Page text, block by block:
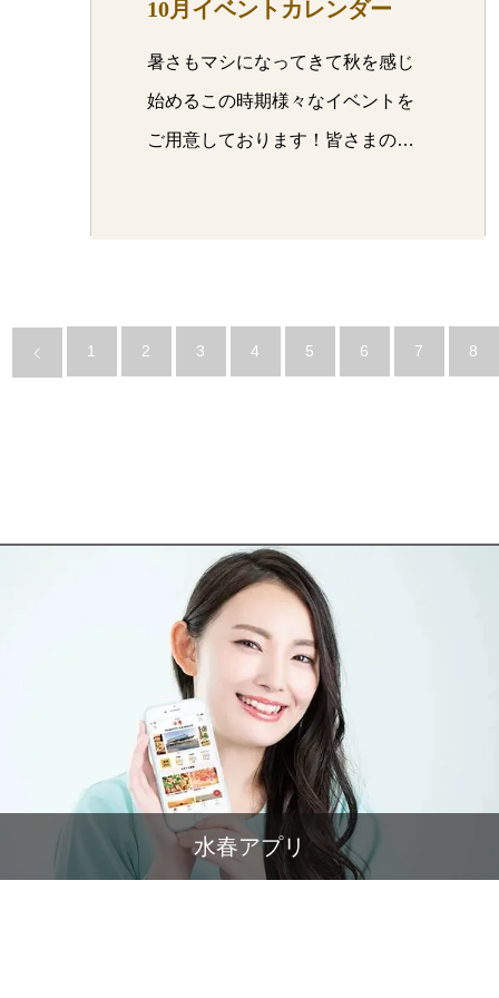
10月イベントカレンダー
暑さもマシになってきて秋を感じ
始めるこの時期様々なイベントを
ご用意しております！皆さまの
1 2 3 4 5 6 7 8
水春アプリ